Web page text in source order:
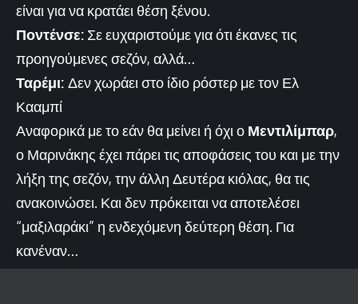
είναι για να κρατάει θέση ξένου.
Ποντένσε: Σε ευχαριστούμε για ότι έκανες τις
προηγούμενες σεζόν, αλλά…
Ταρέμι: Δεν χωράει στο ίδιο ρόστερ με τον Ελ
Κααμπί
Αναφορικά με το εάν θα μείνει ή όχι ο Μεντιλίμπαρ,
ο Μαρινάκης έχει πάρει τις αποφάσεις του και με την
λήξη της σεζόν, την άλλη Δευτέρα κιόλας, θα τις
ανακοινώσει. Και δεν πρόκειται να αποτελέσει
“μαξιλαράκι” η ενδεχόμενη δεύτερη θέση. Για
κανέναν…